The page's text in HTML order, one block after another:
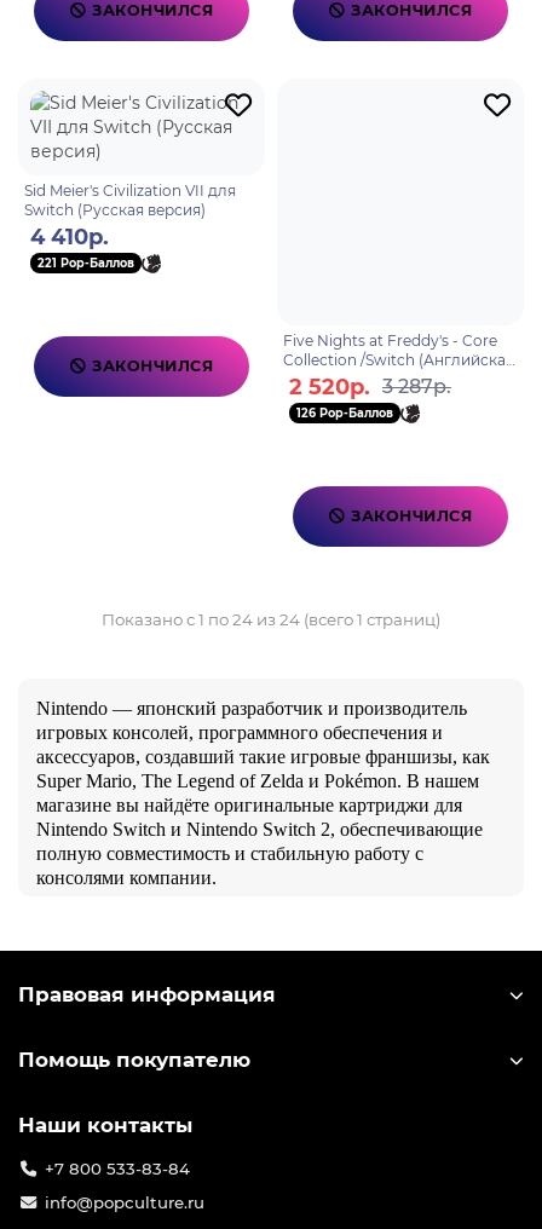
ЗАКОНЧИЛСЯ ЗАКОНЧИЛСЯ
Sid Meier's Civilization VII для
Switch (Русская версия)
4 410р.
221 Pop-Баллов
ЗАКОНЧИЛСЯ
Five Nights at Freddy's - Core
Collection /Switch (Английская
версия)
2 520р. 3 287р.
126 Pop-Баллов
ЗАКОНЧИЛСЯ
Показано с 1 по 24 из 24 (всего 1 страниц)
Nintendo — японский разработчик и производитель
игровых консолей, программного обеспечения и
аксессуаров, создавший такие игровые франшизы, как
Super Mario, The Legend of Zelda и Pokémon. В нашем
магазине вы найдёте оригинальные картриджи для
Nintendo Switch и Nintendo Switch 2, обеспечивающие
полную совместимость и стабильную работу с
консолями компании.
Правовая информация
Помощь покупателю
Наши контакты
+7 800 533-83-84
info@popculture.ru